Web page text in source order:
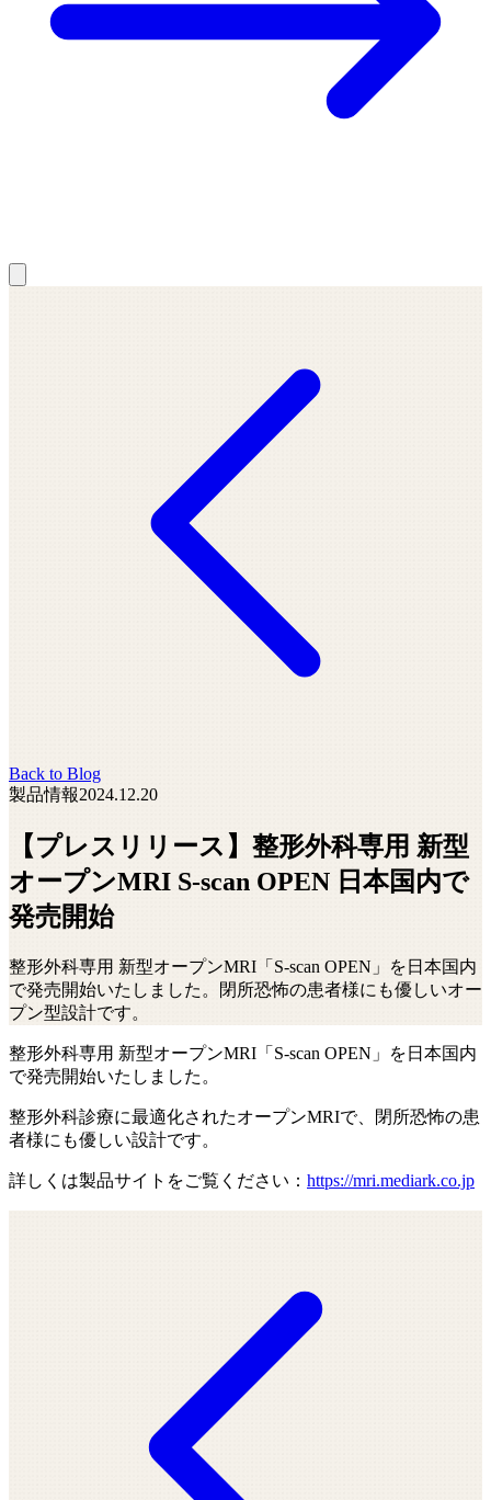
Back to Blog
製品情報2024.12.20
【プレスリリース】整形外科専用 新型
オープンMRI S-scan OPEN 日本国内で
発売開始
整形外科専用 新型オープンMRI「S-scan OPEN」を日本国内
で発売開始いたしました。閉所恐怖の患者様にも優しいオー
プン型設計です。
整形外科専用 新型オープンMRI「S-scan OPEN」を日本国内
で発売開始いたしました。
整形外科診療に最適化されたオープンMRIで、閉所恐怖の患
者様にも優しい設計です。
詳しくは製品サイトをご覧ください： https://mri.mediark.co.jp